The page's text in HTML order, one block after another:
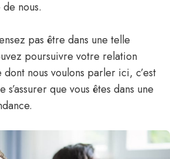
nous.
pas être dans une telle
poursuivre votre relation
nous voulons parler ici, c’est
s’assurer que vous êtes dans une